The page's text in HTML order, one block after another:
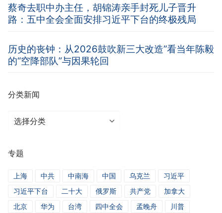
蔡奇去职中办主任，胡锦涛亲手封死儿子晋升
路：五中全会全面安排习近平下台的终极残局
历史的丧钟：从2026鼓吹新三大改造”看当年陈毅
的“空降部队”与因果轮回
分类新闻
分
闻
专题
上海 中共 中南海 中国 乌克兰
习近平
习近平下台
二十大 俄罗斯 共产党
加拿大
北京
华为 台湾 四中全会 孟晚舟
川普